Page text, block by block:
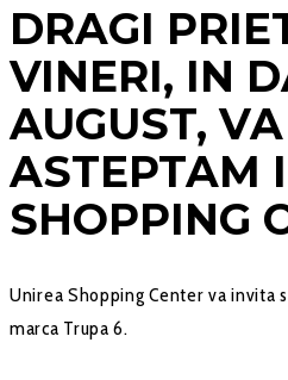
DRAGI
VINERI, IN
AUGUST, VA
ASTEPTAM
SHOPPING
Unirea Shopping Center va invita
marca Trupa 6.